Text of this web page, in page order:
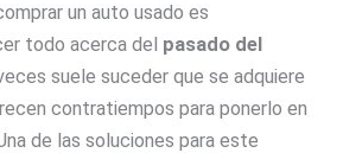
un auto usado es
todo acerca del pasado del
suele suceder que se adquiere
contratiempos para ponerlo en
de las soluciones para este